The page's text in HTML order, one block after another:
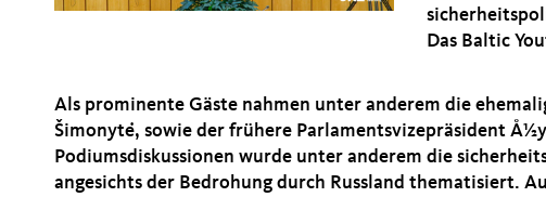
Das Baltic
Als prominente Gäste nahmen unter anderem die
imonytė, sowie der frühere Parlamentsvizepräsident
Podiumsdiskussionen wurde unter anderem die
angesichts der Bedrohung durch Russland thematisiert.